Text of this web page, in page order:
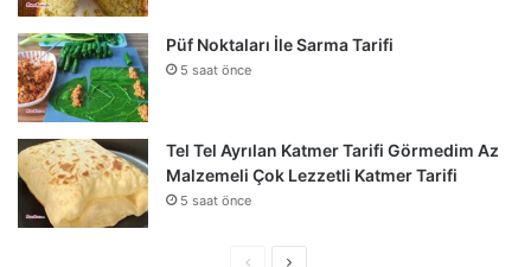
Püf Noktaları İle Sarma Tarifi
5 saat önce
Tel Tel Ayrılan Katmer Tarifi Görmedim Az
Malzemeli Çok Lezzetli Katmer Tarifi
5 saat önce
ÖncekiSonraki